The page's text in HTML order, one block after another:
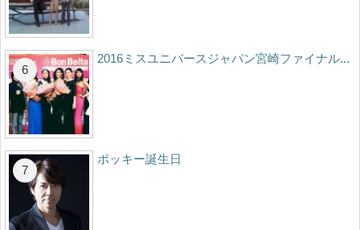
2016ミスユニバースジャパン宮崎ファイナル...
ポッキー誕生日